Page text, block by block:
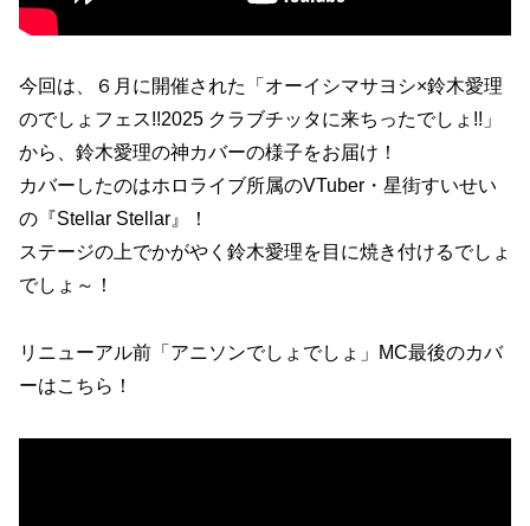
今回は、６月に開催された「オーイシマサヨシ×鈴木愛理
のでしょフェス!!2025 クラブチッタに来ちったでしょ!!」
から、鈴木愛理の神カバーの様子をお届け！
カバーしたのはホロライブ所属のVTuber・星街すいせい
の『Stellar Stellar』！
ステージの上でかがやく鈴木愛理を目に焼き付けるでしょ
でしょ～！
リニューアル前「アニソンでしょでしょ」MC最後のカバ
ーはこちら！